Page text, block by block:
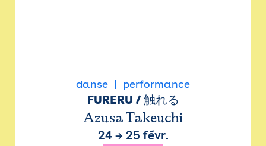
danse performance
FURERU / 触れる
Azusa Takeuchi
24→ 25 févr.